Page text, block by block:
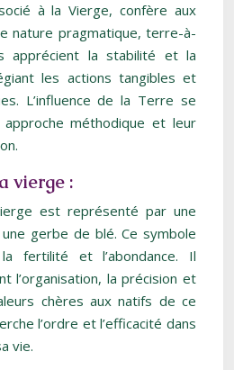
à la Vierge, confère aux
nature pragmatique, terre-à-
apprécient la stabilité et la
les actions tangibles et
L’influence de la Terre se
méthodique et leur
vierge :
est représenté par une
gerbe de blé. Ce symbole
fertilité et l’abondance. Il
l’organisation, la précision et
chères aux natifs de ce
l’ordre et l’efficacité dans
vie.